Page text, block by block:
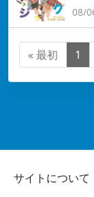
08/
« 最初 1
サイトについて